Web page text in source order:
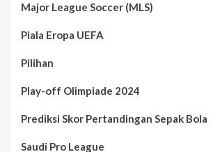
Major League Soccer (MLS)
Piala Eropa UEFA
Pilihan
Play-off Olimpiade 2024
Prediksi Skor Pertandingan Sepak Bola
Saudi Pro League